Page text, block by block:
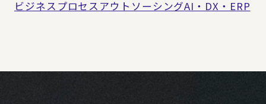
ビジネスプロセスアウトソーシングAI・DX・ERP